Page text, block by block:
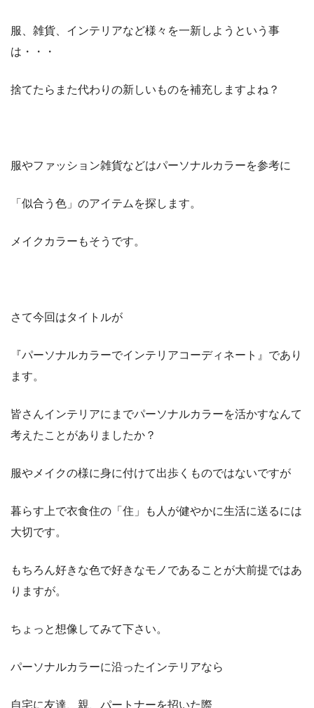
服、雑貨、インテリアなど様々を一新しようという事
は・・・
捨てたらまた代わりの新しいものを補充しますよね？
服やファッション雑貨などはパーソナルカラーを参考に
「似合う色」のアイテムを探します。
メイクカラーもそうです。
さて今回はタイトルが
『パーソナルカラーでインテリアコーディネート』であり
ます。
皆さんインテリアにまでパーソナルカラーを活かすなんて
考えたことがありましたか？
服やメイクの様に身に付けて出歩くものではないですが
暮らす上で衣食住の「住」も人が健やかに生活に送るには
大切です。
もちろん好きな色で好きなモノであることが大前提ではあ
りますが。
ちょっと想像してみて下さい。
パーソナルカラーに沿ったインテリアなら
自宅に友達、親、パートナーを招いた際